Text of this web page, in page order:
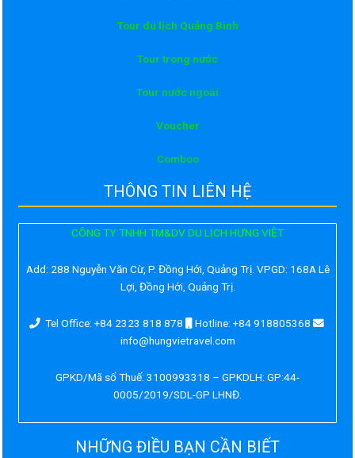
Tour du lịch Quảng Bình
Tour trong nước
Tour nước ngoài
Voucher
Comboo
THÔNG TIN LIÊN HỆ
CÔNG TY TNHH TM&DV DU LỊCH HƯNG VIỆT
Add: 288 Nguyễn Văn Cừ, P. Đồng Hới, Quảng Trị. VPGD: 168A Lê
Lợi, Đồng Hới, Quảng Trị.
Tel Office: +84 2323 818 878
Hotline: +84 918805368
info@hungvietravel.com
GPKD/Mã số Thuế: 3100993318 – GPKDLH: GP:44-
0005/2019/SDL-GP LHNĐ.
NHỮNG ĐIỀU BẠN CẦN BIẾT